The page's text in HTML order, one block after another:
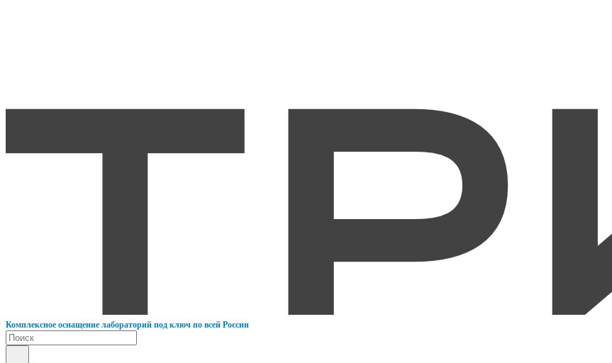
Комплексное оснащение лабораторий под ключ по всей России